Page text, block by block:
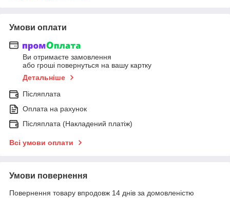
Умови оплати
Ви отримаєте замовлення
або гроші повернуться на вашу картку
Детальніше
Післяплата
Оплата на рахунок
Післяплата (Накладений платіж)
Всі умови оплати
Умови повернення
Повернення товару впродовж 14 днів за домовленістю